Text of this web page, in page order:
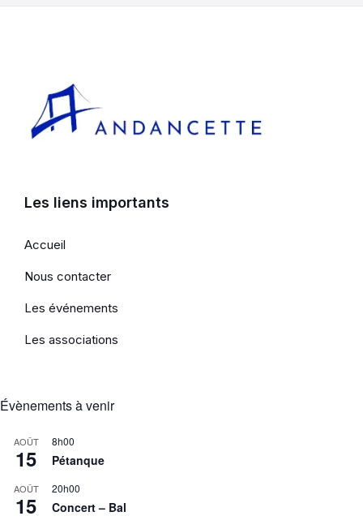
Les liens importants
Accueil
Nous contacter
Les événements
Les associations
Évènements à venir
AOÛT
15
8h00
Pétanque
AOÛT
15
20h00
Concert – Bal